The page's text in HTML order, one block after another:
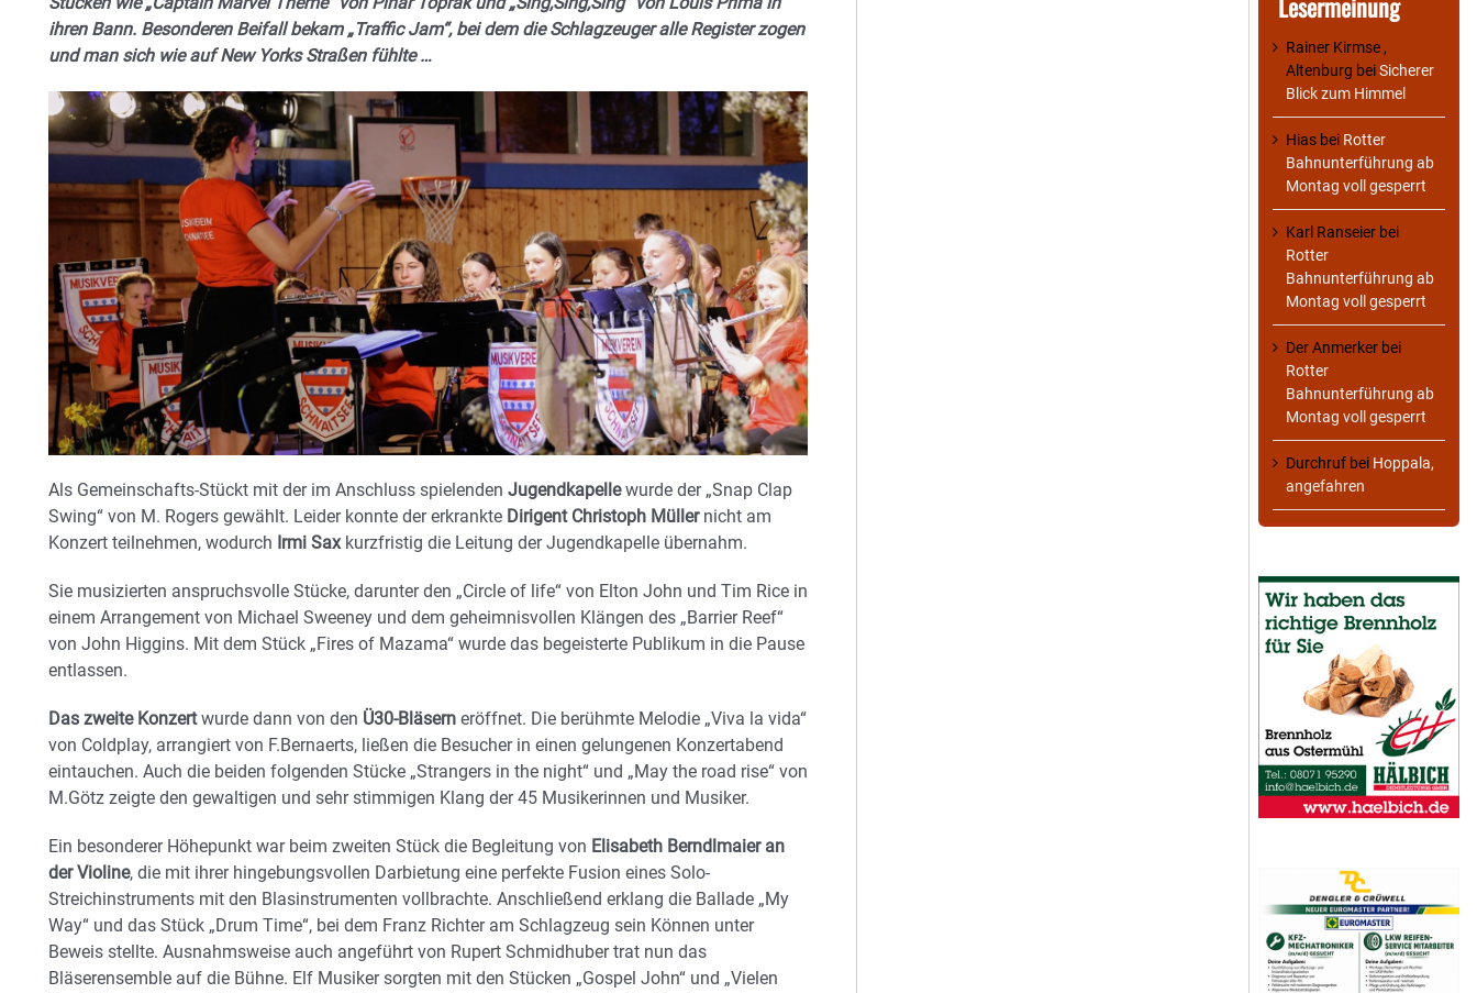
ihren Bann. Besonderen Beifall bekam „Traffic Jam“, bei dem die Schlagzeuger alle Register zogen
und man sich wie auf New Yorks Straßen fühlte …
Als Gemeinschafts-Stückt mit der im Anschluss spielenden Jugendkapellewurde der „Snap Clap
Swing“ von M. Rogers gewählt. Leider konnte der erkrankte Dirigent Christoph Müllernicht am
Konzert teilnehmen, wodurch Irmi Saxkurzfristig die Leitung der Jugendkapelle übernahm.
Sie musizierten anspruchsvolle Stücke, darunter den „Circle of life“ von Elton John und Tim Rice in
einem Arrangement von Michael Sweeney und dem geheimnisvollen Klängen des „Barrier Reef“
von John Higgins. Mit dem Stück „Fires of Mazama“ wurde das begeisterte Publikum in die Pause
entlassen.
Das zweite Konzertwurde dann von den Ü30-Bläsern eröffnet. Die berühmte Melodie „Viva la vida“
von Coldplay, arrangiert von F.Bernaerts, ließen die Besucher in einen gelungenen Konzertabend
eintauchen. Auch die beiden folgenden Stücke „Strangers in the night“ und „May the road rise“ von
M.Götz zeigte den gewaltigen und sehr stimmigen Klang der 45 Musikerinnen und Musiker.
Ein besonderer Höhepunkt war beim zweiten Stück die Begleitung von Elisabeth Berndlmaier an
der Violine, die mit ihrer hingebungsvollen Darbietung eine perfekte Fusion eines Solo-
Streichinstruments mit den Blasinstrumenten vollbrachte. Anschließend erklang die Ballade „My
Way“ und das Stück „Drum Time“, bei dem Franz Richter am Schlagzeug sein Können unter
Beweis stellte. Ausnahmsweise auch angeführt von Rupert Schmidhuber trat nun das
Bläserensemble auf die Bühne. Elf Musiker sorgten mit den Stücken „Gospel John“ und „Vielen
Rainer Kirmse ,
Altenburg beiSicherer
Blick zum Himmel
Hias bei Rotter
Bahnunterführung ab
Montag voll gesperrt
Karl Ranseier bei
Rotter
Bahnunterführung ab
Montag voll gesperrt
Der Anmerker bei
Rotter
Bahnunterführung ab
Montag voll gesperrt
Durchruf bei Hoppala,
angefahren